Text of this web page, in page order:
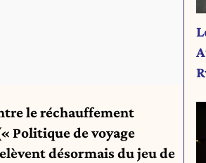
le réchauffement
Politique de voyage
désormais du jeu de